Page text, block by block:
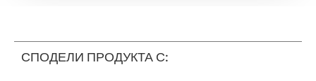
880
СПОДЕЛИ ПРОДУКТА С: